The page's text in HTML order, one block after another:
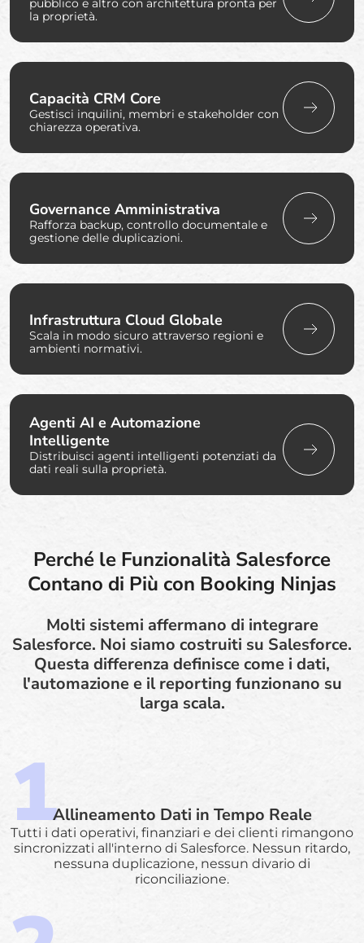
pubblico e altro con architettura pronta per
la proprietà.
Capacità CRM Core
Gestisci inquilini, membri e stakeholder con
chiarezza operativa.
Governance Amministrativa
Rafforza backup, controllo documentale e
gestione delle duplicazioni.
Infrastruttura Cloud Globale
Scala in modo sicuro attraverso regioni e
ambienti normativi.
Agenti AI e Automazione
Intelligente
Distribuisci agenti intelligenti potenziati da
dati reali sulla proprietà.
Perché le Funzionalità Salesforce
Contano di Più con Booking Ninjas
Molti sistemi affermano di integrare
Salesforce. Noi siamo costruiti su Salesforce.
Questa differenza definisce come i dati,
l'automazione e il reporting funzionano su
larga scala.
Allineamento Dati in Tempo Reale
Tutti i dati operativi, finanziari e dei clienti rimangono
sincronizzati all'interno di Salesforce. Nessun ritardo,
nessuna duplicazione, nessun divario di
riconciliazione.